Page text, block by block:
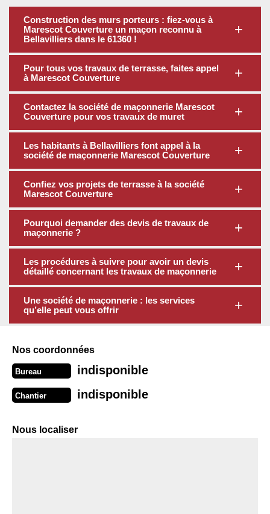
Construction des murs porteurs : fiez-vous à
Marescot Couverture un maçon reconnu à
Bellavilliers dans le 61360 !
Pour tous vos travaux de terrasse, faites appel
à Marescot Couverture
Contactez la société de maçonnerie Marescot
Couverture pour vos travaux de muret
Les habitants à Bellavilliers font appel à la
société de maçonnerie Marescot Couverture
Confiez vos projets de terrasse à la société
Marescot Couverture
Pourquoi demander des devis de travaux de
maçonnerie ?
Les procédures à suivre pour avoir un devis
détaillé concernant les travaux de maçonnerie
Une société de maçonnerie : les services
qu’elle peut vous offrir
Nos coordonnées
Bureau indisponible
Chantier indisponible
Nous localiser